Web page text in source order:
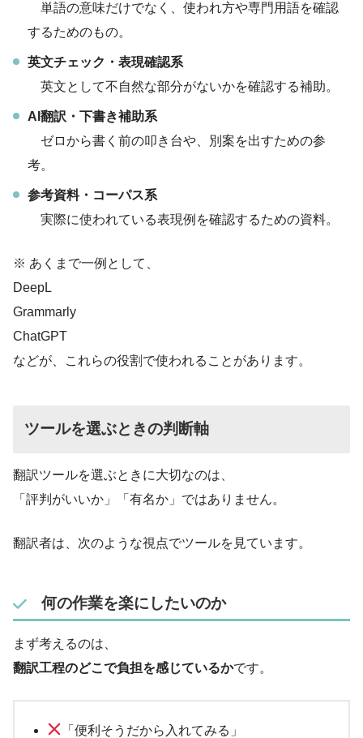
単語の意味だけでなく、使われ方や専門用語を確認
するためのもの。
英文チェック・表現確認系
英文として不自然な部分がないかを確認する補助。
AI翻訳・下書き補助系
ゼロから書く前の叩き台や、別案を出すための参
考。
参考資料・コーパス系
実際に使われている表現例を確認するための資料。
※ あくまで一例として、
DeepL
Grammarly
ChatGPT
などが、これらの役割で使われることがあります。
ツールを選ぶときの判断軸
翻訳ツールを選ぶときに大切なのは、
「評判がいいか」「有名か」ではありません。
翻訳者は、次のような視点でツールを見ています。
何の作業を楽にしたいのか
まず考えるのは、
翻訳工程のどこで負担を感じているかです。
「便利そうだから入れてみる」